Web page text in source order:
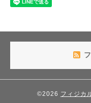
©2026 フィジカ